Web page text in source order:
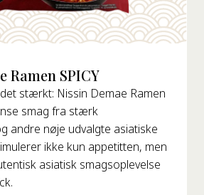
Ramen SPICY
stærkt: Nissin Demae Ramen
smag fra stærk
andre nøje udvalgte asiatiske
ikke kun appetitten, men
asiatisk smagsoplevelse